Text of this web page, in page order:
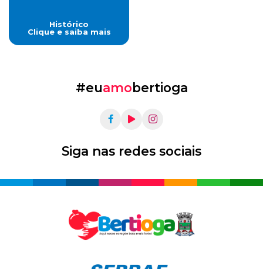
Histórico
Clique e saiba mais
#euamobertioga
Siga nas redes sociais